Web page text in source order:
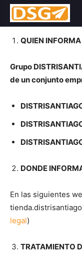
QUIEN INFORMA
Grupo
de un conjunto
DONDE
En las siguientes
legal)
TRATAMIENTO